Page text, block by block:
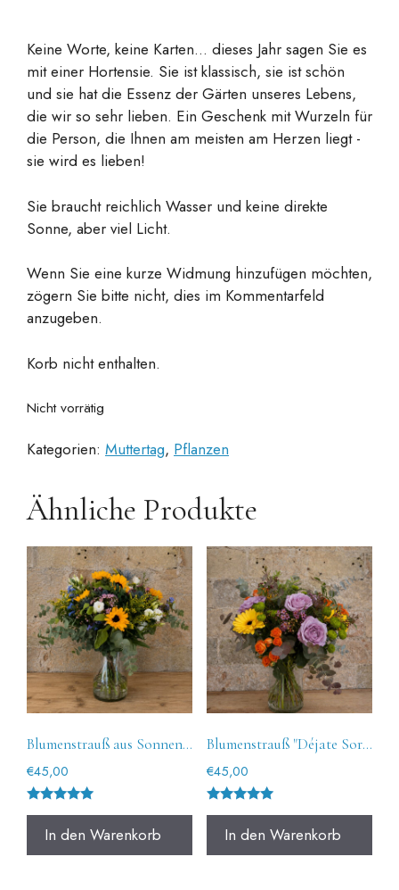
Keine Worte, keine Karten... dieses Jahr sagen Sie es
mit einer Hortensie. Sie ist klassisch, sie ist schön
und sie hat die Essenz der Gärten unseres Lebens,
die wir so sehr lieben. Ein Geschenk mit Wurzeln für
die Person, die Ihnen am meisten am Herzen liegt -
sie wird es lieben!
Sie braucht reichlich Wasser und keine direkte
Sonne, aber viel Licht.
Wenn Sie eine kurze Widmung hinzufügen möchten,
zögern Sie bitte nicht, dies im Kommentarfeld
anzugeben.
Korb nicht enthalten.
Nicht vorrätig
Kategorien: Muttertag, Pflanzen
Ähnliche Produkte
Blumenstrauß aus Sonnenblumen "Belita".
€45,00
5.00In den Warenkorb
Blumenstrauß "Déjate Sorprender" Große Größe
€45,00
5.00In den Warenkorb